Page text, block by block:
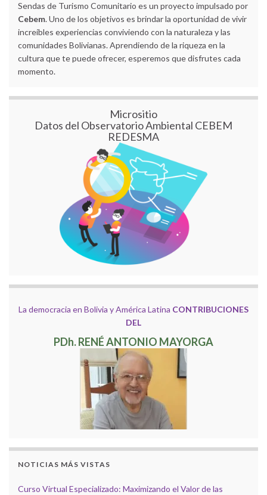
Sendas de Turismo Comunitario es un proyecto impulsado por
Cebem. Uno de los objetivos es brindar la oportunidad de vivir
increíbles experiencias conviviendo con la naturaleza y las
comunidades Bolivianas. Aprendiendo de la riqueza en la
cultura que te puede ofrecer, esperemos que disfrutes cada
momento.
Micrositio
Datos del Observatorio Ambiental CEBEM
REDESMA
La democracia en Bolivia y América Latina CONTRIBUCIONES
DEL
PDh. RENÉ ANTONIO MAYORGA
NOTICIAS MÁS VISTAS
Curso Virtual Especializado: Maximizando el Valor de las